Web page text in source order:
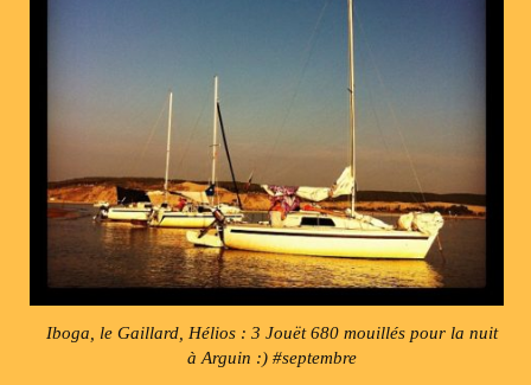
Iboga, le Gaillard, Hélios : 3 Jouët 680 mouillés pour la nuit
à Arguin :) #septembre